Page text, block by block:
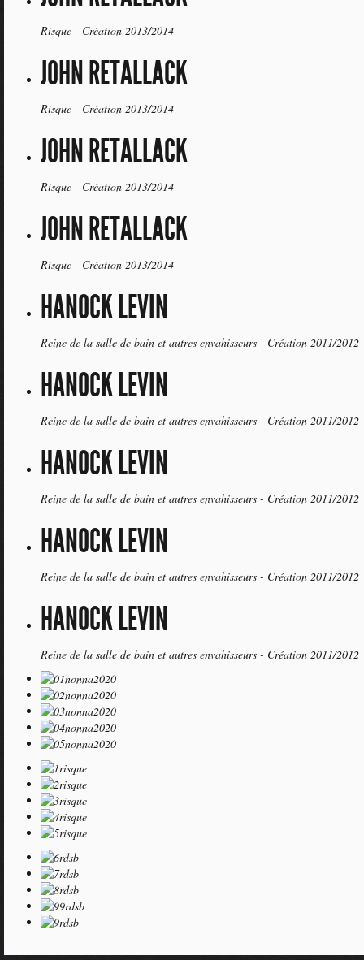
Risque - Création 2013/2014
JOHN RETALLACK
Risque - Création 2013/2014
JOHN RETALLACK
Risque - Création 2013/2014
JOHN RETALLACK
Risque - Création 2013/2014
HANOCK LEVIN
Reine de la salle de bain et autres envahisseurs - Création 2011/2012
HANOCK LEVIN
Reine de la salle de bain et autres envahisseurs - Création 2011/2012
HANOCK LEVIN
Reine de la salle de bain et autres envahisseurs - Création 2011/2012
HANOCK LEVIN
Reine de la salle de bain et autres envahisseurs - Création 2011/2012
HANOCK LEVIN
Reine de la salle de bain et autres envahisseurs - Création 2011/2012